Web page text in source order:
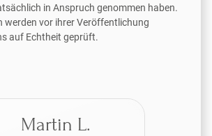
in Anspruch genommen haben.
werden vor ihrer Veröffentlichung
auf Echtheit geprüft.
Martin L.